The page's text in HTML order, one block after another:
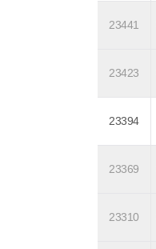
23441
23423
23394
23369
23310